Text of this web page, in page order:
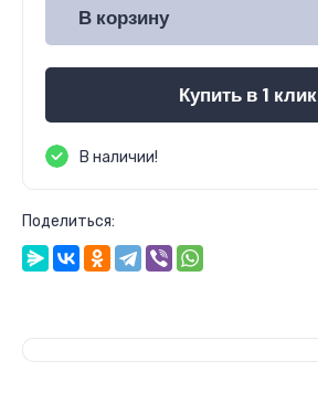
В корзину
Купить в 1 клик
В наличии!
Поделиться: